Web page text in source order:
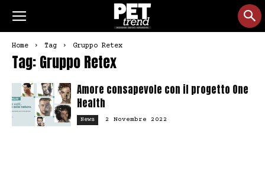
Home Tag Gruppo Retex
Tag: Gruppo Retex
Amore consapevole con il progetto One
Health
News 2 Novembre 2022